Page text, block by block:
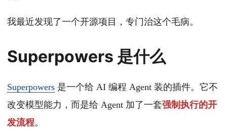
我最近发现了一个开源项目，专门治这个毛病。
Superpowers 是什么
Superpowers 是一个给 AI 编程 Agent 装的插件。它不
改变模型能力，而是给 Agent 加了一套强制执行的开
发流程。